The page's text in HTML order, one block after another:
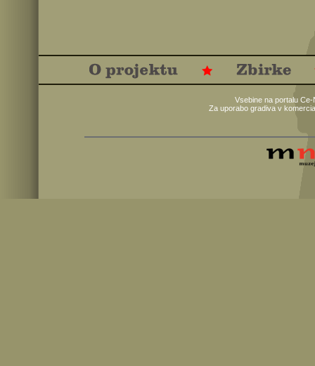
Vsebine na portalu
Za uporabo gradiva v